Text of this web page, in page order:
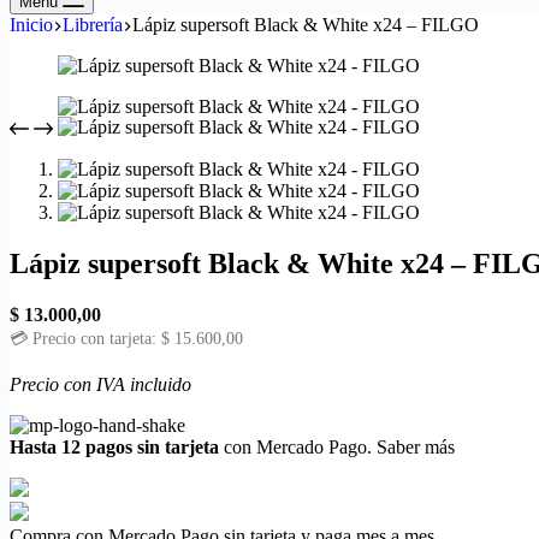
Inicio Librería Lápiz supersoft Black & White x24 – FILGO
Lápiz supersoft Black & White x24 –
$ 13.000,00
💳 Precio con tarjeta: $ 15.600,00
Precio con IVA incluido
Hasta 12 pagos sin tarjeta con Mercado Pago. Saber más